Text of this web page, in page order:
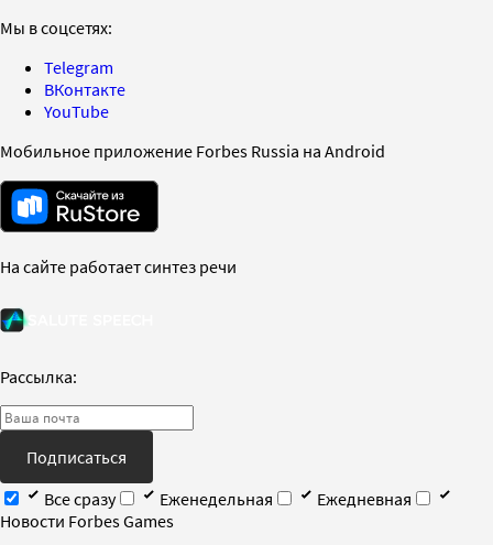
Мы в соцсетях:
Telegram
ВКонтакте
YouTube
Мобильное приложение Forbes Russia на Android
На сайте работает синтез речи
Рассылка:
Подписаться
Все сразу
Еженедельная
Ежедневная
Новости Forbes Games